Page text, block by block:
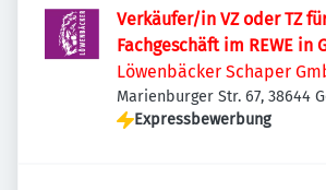
Verkäufer/in VZ oder TZ
Löwenbäcker Schaper
Marienburger Str. 67, 38644
Deutschland
Expressbewerbung